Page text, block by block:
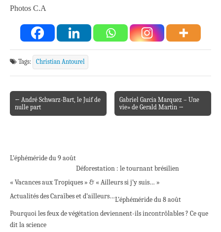
Photos C.A
Tags: Christian Antourel
Post navigation
← André Schwarz-Bart, le Juif de
nulle part
Gabriel Garcia Marquez – Une
vie» de Gerald Martin →
L’éphéméride du 9 août
Déforestation : le tournant brésilien
« Vacances aux Tropiques » & « Ailleurs si j’y suis… »
Actualités des Caraïbes et d’ailleurs…L’éphéméride du 8 août
Pourquoi les feux de végétation deviennent-ils incontrôlables ? Ce que
dit la science